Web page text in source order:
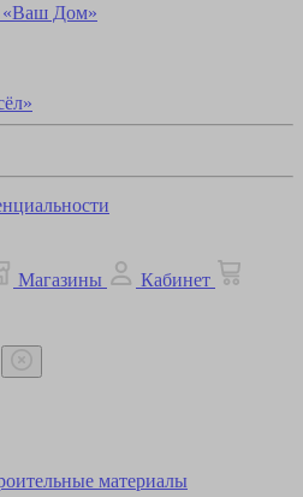
«Ваш Дом»
Магазины
Кабинет
материалы